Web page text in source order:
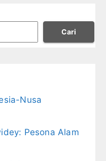
Cari
Nusa
Pesona Alam